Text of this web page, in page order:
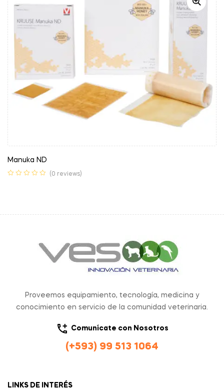
Manuka ND
(0 reviews)
Proveemos equipamiento, tecnología, medicina y
conocimiento en servicio de la comunidad veterinaria.
Comunícate con Nosotros
(+593) 99 513 1064
LINKS DE INTERÉS